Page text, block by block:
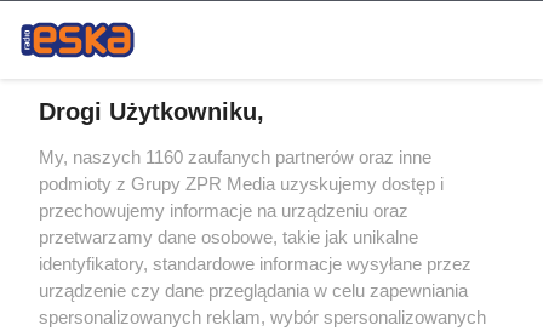
Żaden utwór zamieszczony w serwisie nie może być powielany i
rozpowszechniany lub dalej rozpowszechniany w jakikolwiek sposób (w
tym także elektroniczny lub mechaniczny) na jakimkolwiek polu
eksploatacji w jakiejkolwiek formie, włącznie z umieszczaniem w
Internecie bez pisemnej zgody właściciela praw. Jakiekolwiek użycie lub
wykorzystanie utworów w całości lub w części z naruszeniem prawa,
tzn. bez właściwej zgody, jest zabronione pod groźbą kary i może być
ścigane prawnie.
Drogi Użytkowniku,
My, naszych 1160 zaufanych partnerów oraz inne
podmioty z Grupy ZPR Media uzyskujemy dostęp i
przechowujemy informacje na urządzeniu oraz
przetwarzamy dane osobowe, takie jak unikalne
identyfikatory, standardowe informacje wysyłane przez
urządzenie czy dane przeglądania w celu zapewniania
spersonalizowanych reklam, wybór spersonalizowanych